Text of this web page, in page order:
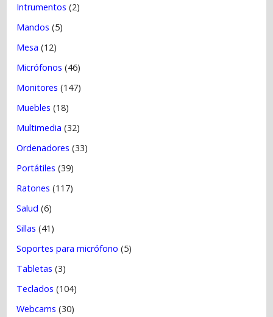
Intrumentos (2)
Mandos (5)
Mesa (12)
Micrófonos (46)
Monitores (147)
Muebles (18)
Multimedia (32)
Ordenadores (33)
Portátiles (39)
Ratones (117)
Salud (6)
Sillas (41)
Soportes para micrófono (5)
Tabletas (3)
Teclados (104)
Webcams (30)